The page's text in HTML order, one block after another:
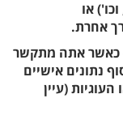
או
אחרת.
- כאשר אתה מתקשר
נתונים אישיים
(עיין